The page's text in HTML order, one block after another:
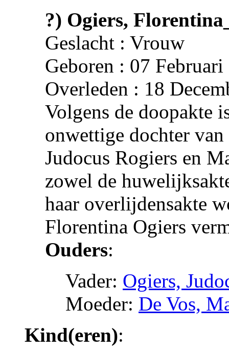
?) Ogiers,
Geslacht : Vrouw
Geboren : 07
Overleden : 18
Volgens de doopakte
onwettige dochter van
Judocus Rogiers en
zowel de
haar overlijdensakte
Florentina Ogiers
Ouders:
Vader: Ogiers,
Moeder: De Vos,
Kind(eren):